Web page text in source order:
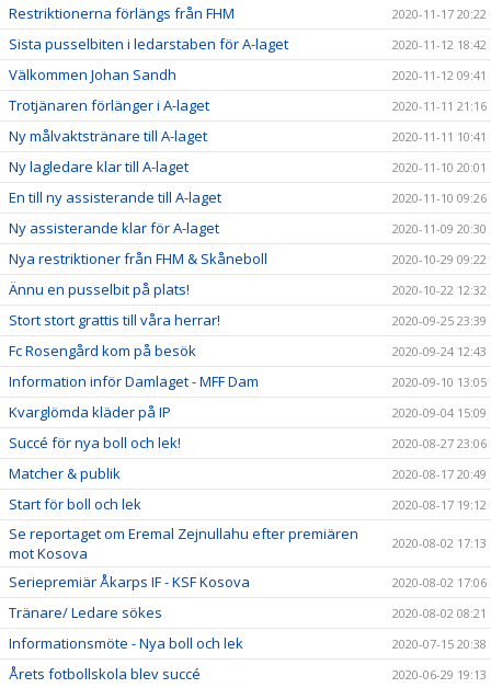
Restriktionerna förlängs från FHM 2020-11-17 20:22
Sista pusselbiten i ledarstaben för A-laget 2020-11-12 18:42
Välkommen Johan Sandh 2020-11-12 09:41
Trotjänaren förlänger i A-laget 2020-11-11 21:16
Ny målvaktstränare till A-laget 2020-11-11 10:41
Ny lagledare klar till A-laget 2020-11-10 20:01
En till ny assisterande till A-laget 2020-11-10 09:26
Ny assisterande klar för A-laget 2020-11-09 20:30
Nya restriktioner från FHM & Skåneboll 2020-10-29 09:22
Ännu en pusselbit på plats! 2020-10-22 12:32
Stort stort grattis till våra herrar! 2020-09-25 23:39
Fc Rosengård kom på besök 2020-09-24 12:43
Information inför Damlaget - MFF Dam 2020-09-10 13:05
Kvarglömda kläder på IP 2020-09-04 15:09
Succé för nya boll och lek! 2020-08-27 23:06
Matcher & publik 2020-08-17 20:49
Start för boll och lek 2020-08-17 19:12
Se reportaget om Eremal Zejnullahu efter premiären
mot Kosova
2020-08-02 17:13
Seriepremiär Åkarps IF - KSF Kosova 2020-08-02 17:06
Tränare/ Ledare sökes 2020-08-02 08:21
Informationsmöte - Nya boll och lek 2020-07-15 20:38
Årets fotbollskola blev succé 2020-06-29 19:13